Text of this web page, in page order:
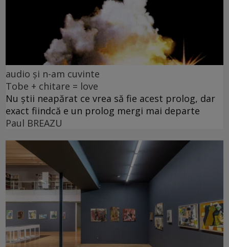
audio și n-am cuvinte
Tobe + chitare = love
Nu știi neapărat ce vrea să fie acest prolog, dar
exact fiindcă e un prolog mergi mai departe
Paul BREAZU